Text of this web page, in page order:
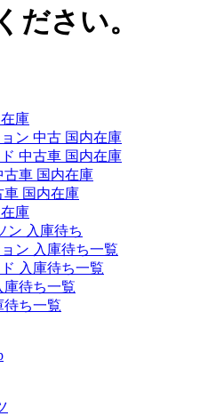
ださい。
庫
ン 中古 国内在庫
中古車 国内在庫
古車 国内在庫
車 国内在庫
庫
ン 入庫待ち
ン 入庫待ち一覧
入庫待ち一覧
庫待ち一覧
待ち一覧